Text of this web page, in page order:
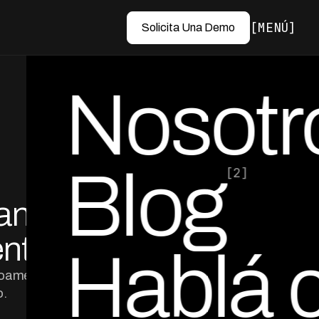
Solicita Una Demo MENÚ
Blog[2]
Hablá
por Ed Escobar
Co-Founder & CEO